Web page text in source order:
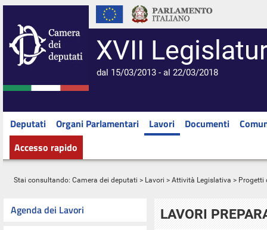
XVII
dal 15/03/2013 - al 22/03/2018
Deputati Organi Parlamentari Lavori Documenti
Accesso rapido
Stai consultando: Camera dei deputati > Lavori > Attività Legislativa > Progetti
Agenda dei Lavori
LAVORI